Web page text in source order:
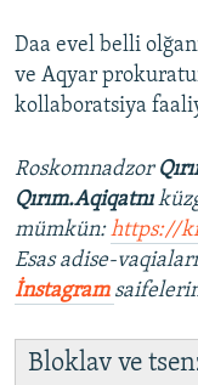
Daa evel belli
ve Aqyar
kollaboratsiya
Roskomnadzor
Qırım.Aqiqatnı
mümkün:https://
Esas adise-
İnstagram
Bloklav ve